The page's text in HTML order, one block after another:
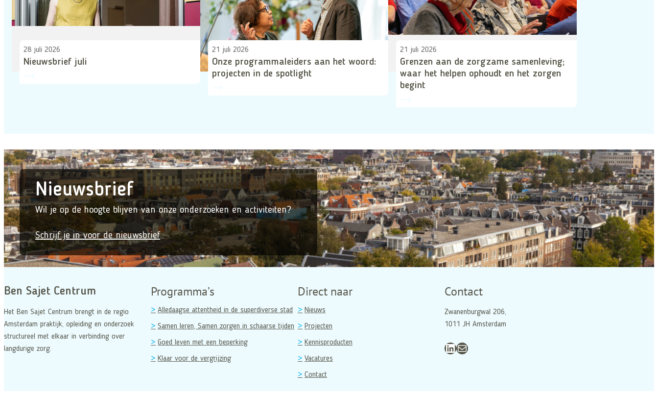
28 juli 2026
Nieuwsbrief juli
21 juli 2026
Onze programmaleiders aan het woord:
projecten in de spotlight
21 juli 2026
Grenzen aan de zorgzame samenleving;
waar het helpen ophoudt en het zorgen
begint
Nieuwsbrief
Wil je op de hoogte blijven van onze onderzoeken en activiteiten?
Schrijf je in voor de nieuwsbrief
Ben Sajet Centrum
Het Ben Sajet Centrum brengt in de regio
Amsterdam praktijk, opleiding en onderzoek
structureel met elkaar in verbinding over
langdurige zorg.
Programma’s
Alledaagse attentheid in de superdiverse stad
Samen leren, Samen zorgen in schaarse tijden
Goed leven met een beperking
Klaar voor de vergrijzing
Direct naar
Nieuws
Projecten
Kennisproducten
Vacatures
Contact
Contact
Zwanenburgwal 206,
1011 JH Amsterdam
LinkedIn E-mail